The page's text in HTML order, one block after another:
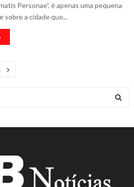
Personae”, é apenas uma pequena
sobre a cidade que...